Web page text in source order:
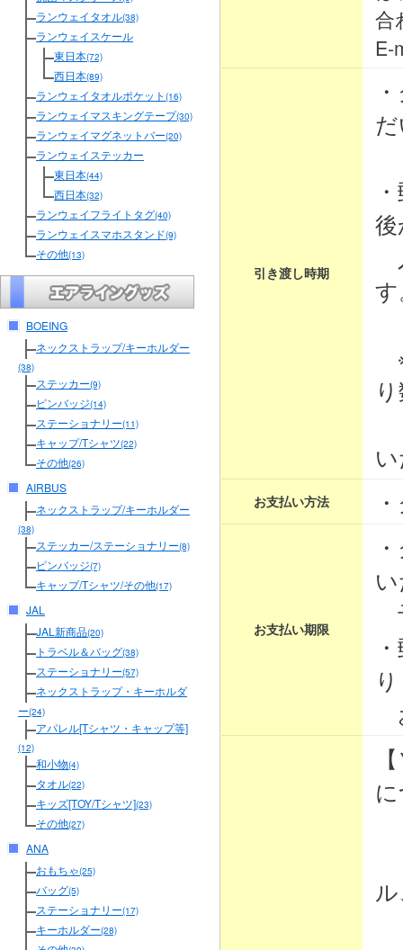
ランウェイタオル(38)
ランウェイスケール
東日本(72)
西日本(89)
ランウェイタオルポケット (16)
ランウェイマスキングテープ(30)
ランウェイマグネットバー(20)
ランウェイステッカー
東日本(44)
西日本(32)
ランウェイフライトタグ(40)
ランウェイスマホスタンド(9)
その他(13)
BOEING
ネックストラップ/キーホルダー
(38)
ステッカー(9)
ピンバッジ(14)
ステーショナリー(11)
キャップ/Tシャツ(22)
その他(26)
AIRBUS
ネックストラップ/キーホルダー
(38)
ステッカー/ステーショナリー(8)
ピンバッジ(7)
キャップ/Tシャツ/その他(17)
JAL
JAL新商品(20)
トラベル＆バッグ(38)
ステーショナリー(57)
ネックストラップ・キーホルダ
ー(24)
アパレル[Tシャツ・キャップ等]
(12)
和小物(4)
タオル(22)
キッズ[TOY/Tシャツ](23)
その他(27)
ANA
おもちゃ(25)
バッグ(5)
ステーショナリー(17)
キーホルダー(28)
合
E-
引き渡し時期
お支払い方法
お支払い期限